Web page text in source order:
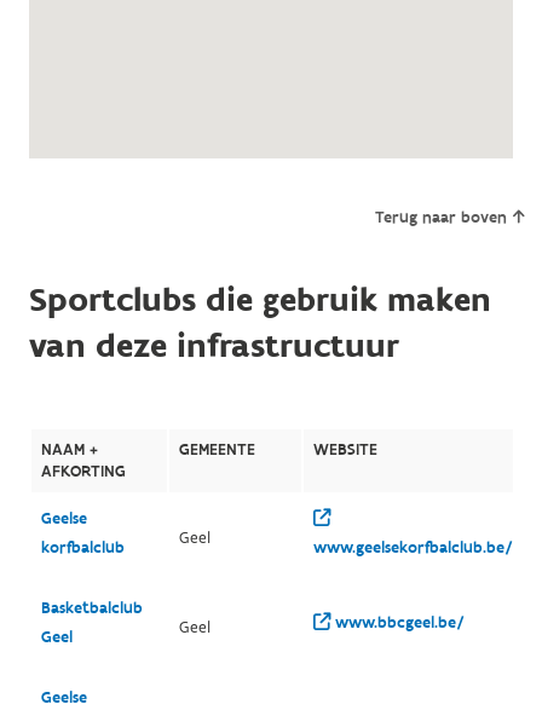
Terug naar boven
Sportclubs die gebruik maken
van deze infrastructuur
NAAM +
AFKORTING
GEMEENTE WEBSITE
Geelse
korfbalclub
Geel www.geelsekorfbalclub.be/
Basketbalclub
Geel
Geel www.bbcgeel.be/
Geelse